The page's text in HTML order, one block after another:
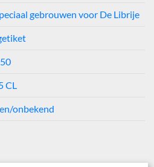
gebrouwen voor De Librije
CL
onbekend